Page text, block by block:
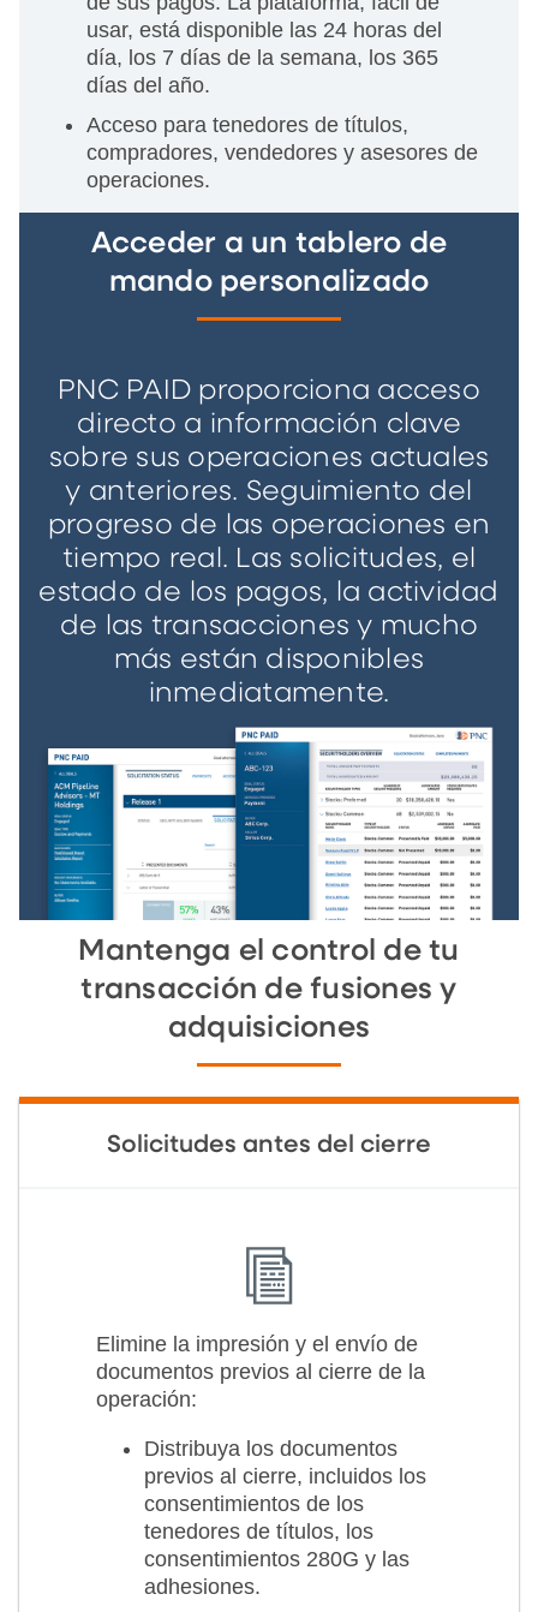
usar, está disponible las 24 horas del
día, los 7 días de la semana, los 365
días del año.
Acceso para tenedores de títulos,
compradores, vendedores y asesores de
operaciones.
Acceder a un tablero de
mando personalizado
PNC PAID proporciona acceso
directo a información clave
sobre sus operaciones actuales
y anteriores. Seguimiento del
progreso de las operaciones en
tiempo real. Las solicitudes, el
estado de los pagos, la actividad
de las transacciones y mucho
más están disponibles
inmediatamente.
Mantenga el control de tu
transacción de fusiones y
adquisiciones
Solicitudes antes del cierre
Elimine la impresión y el envío de
documentos previos al cierre de la
operación:
Distribuya los documentos
previos al cierre, incluidos los
consentimientos de los
tenedores de títulos, los
consentimientos 280G y las
adhesiones.